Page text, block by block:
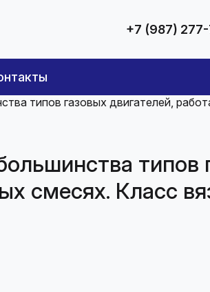
+7 (987)
типов газовых двигателей,
типов
смесях. Класс